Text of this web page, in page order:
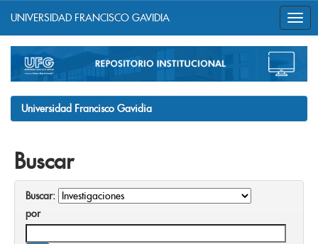
navigation
UNIVERSIDAD FRANCISCO GAVIDIA
Universidad Francisco Gavidia
Buscar
Buscar:
por